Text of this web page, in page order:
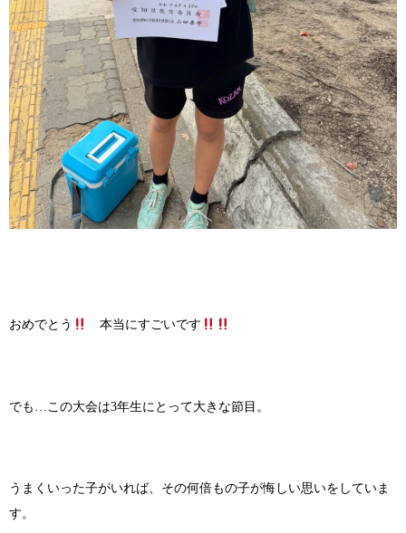
おめでとう 本当にすごいです
でも…この大会は3年生にとって大きな節目。
うまくいった子がいれば、その何倍もの子が悔しい思いをしていま
す。